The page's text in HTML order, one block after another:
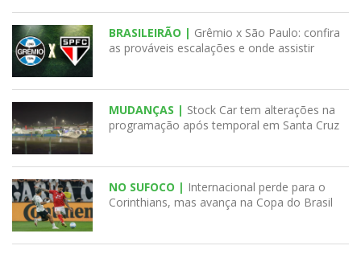
BRASILEIRÃO | Grêmio x São Paulo: confira
as prováveis escalações e onde assistir
MUDANÇAS | Stock Car tem alterações na
programação após temporal em Santa Cruz
NO SUFOCO | Internacional perde para o
Corinthians, mas avança na Copa do Brasil